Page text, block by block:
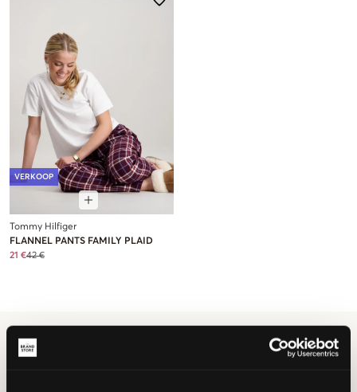
Meisjes Pyjama Broeken
VERKOOP
Tommy Hilfiger
FLANNEL PANTS FAMILY PLAID
21 €42 €